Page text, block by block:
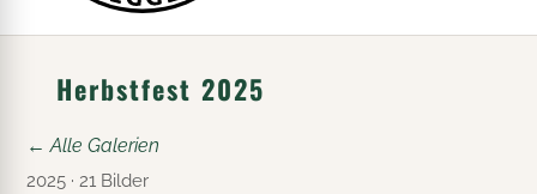
Herbstfest 2025
← Alle Galerien
2025 · 21 Bilder